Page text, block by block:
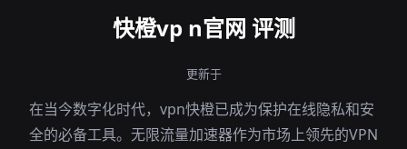
快橙vp n官网 评测
更新于
在当今数字化时代，vpn快橙已成为保护在线隐私和安
全的必备工具。无限流量加速器作为市场上领先的VPN